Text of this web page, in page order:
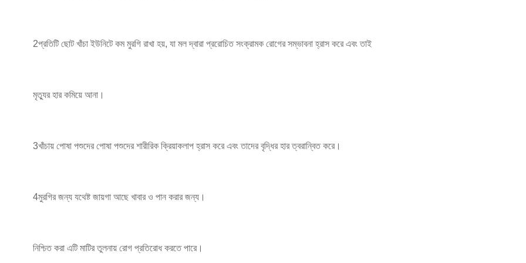
2প্রতিটি ছোট খাঁচা ইউনিটে কম মুরগি রাখা হয়, যা মল দ্বারা প্ররোচিত সংক্রামক রোগের সম্ভাবনা হ্রাস করে এবং তাই
মৃত্যুর হার কমিয়ে আনা।
3খাঁচায় পোষা পশুদের পোষা পশুদের শারীরিক ক্রিয়াকলাপ হ্রাস করে এবং তাদের বৃদ্ধির হার ত্বরান্বিত করে।
4মুরগির জন্য যথেষ্ট জায়গা আছে খাবার ও পান করার জন্য।
নিশ্চিত করা এটি মাটির তুলনায় রোগ প্রতিরোধ করতে পারে।